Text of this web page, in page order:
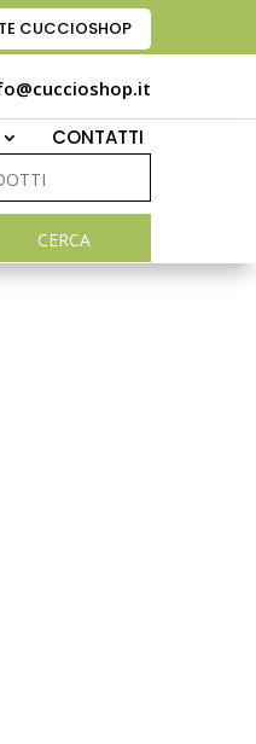
CUCCIOSHOP
CONTATTI